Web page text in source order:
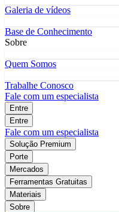
Galeria de vídeos
Base de Conhecimento
Sobre
Quem Somos
Trabalhe Conosco
Fale com um especialista
Entre
Entre
Fale com um especialista
Solução Premium
Porte
Mercados
Ferramentas Gratuitas
Materiais
Sobre